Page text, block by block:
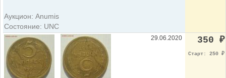
Аукцион: Anumis
Состояние: UNC
29.06.2020 350 ₽
Старт: 250 ₽